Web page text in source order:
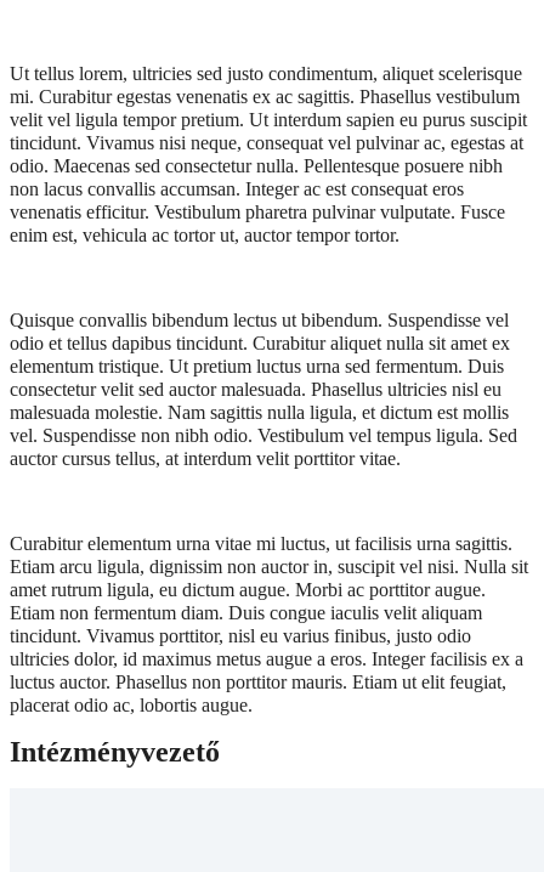
Ut tellus lorem, ultricies sed justo condimentum, aliquet scelerisque
mi. Curabitur egestas venenatis ex ac sagittis. Phasellus vestibulum
velit vel ligula tempor pretium. Ut interdum sapien eu purus suscipit
tincidunt. Vivamus nisi neque, consequat vel pulvinar ac, egestas at
odio. Maecenas sed consectetur nulla. Pellentesque posuere nibh
non lacus convallis accumsan. Integer ac est consequat eros
venenatis efficitur. Vestibulum pharetra pulvinar vulputate. Fusce
enim est, vehicula ac tortor ut, auctor tempor tortor.
Quisque convallis bibendum lectus ut bibendum. Suspendisse vel
odio et tellus dapibus tincidunt. Curabitur aliquet nulla sit amet ex
elementum tristique. Ut pretium luctus urna sed fermentum. Duis
consectetur velit sed auctor malesuada. Phasellus ultricies nisl eu
malesuada molestie. Nam sagittis nulla ligula, et dictum est mollis
vel. Suspendisse non nibh odio. Vestibulum vel tempus ligula. Sed
auctor cursus tellus, at interdum velit porttitor vitae.
Curabitur elementum urna vitae mi luctus, ut facilisis urna sagittis.
Etiam arcu ligula, dignissim non auctor in, suscipit vel nisi. Nulla sit
amet rutrum ligula, eu dictum augue. Morbi ac porttitor augue.
Etiam non fermentum diam. Duis congue iaculis velit aliquam
tincidunt. Vivamus porttitor, nisl eu varius finibus, justo odio
ultricies dolor, id maximus metus augue a eros. Integer facilisis ex a
luctus auctor. Phasellus non porttitor mauris. Etiam ut elit feugiat,
placerat odio ac, lobortis augue.
Intézményvezető